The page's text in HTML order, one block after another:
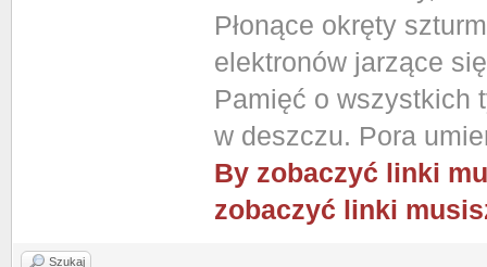
Płonące okręty
elektronów jarzące
Pamięć o wszystkich
w deszczu. Pora
By zobaczyć linki
zobaczyć linki
Szukaj